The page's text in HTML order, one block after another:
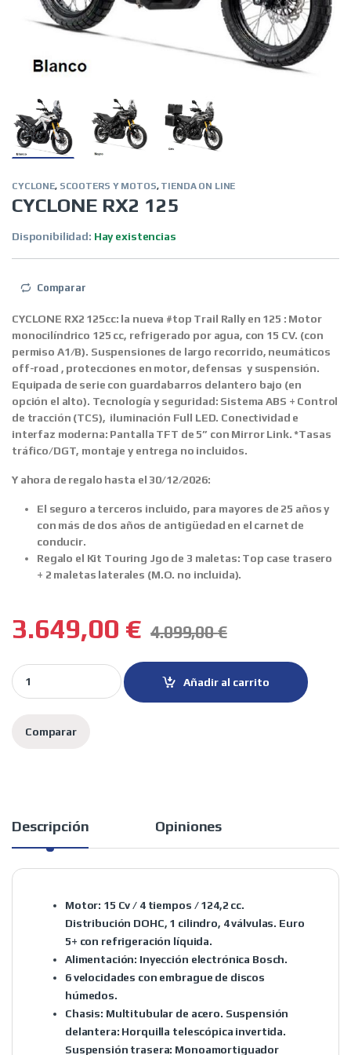
CYCLONE, SCOOTERS Y MOTOS, TIENDA ON LINE
CYCLONE RX2 125
Disponibilidad: Hay existencias
Comparar
CYCLONE RX2 125cc: la nueva #top Trail Rally en 125 : Motor
monocilíndrico 125 cc, refrigerado por agua, con 15 CV. (con
permiso A1/B). Suspensiones de largo recorrido, neumáticos
off-road , protecciones en motor, defensas y suspensión.
Equipada de serie con guardabarros delantero bajo (en
opción el alto). Tecnología y seguridad: Sistema ABS + Control
de tracción (TCS), iluminación Full LED. Conectividad e
interfaz moderna: Pantalla TFT de 5” con Mirror Link. *Tasas
tráfico/DGT, montaje y entrega no incluidos.
Y ahora de regalo hasta el 30/12/2026:
El seguro a terceros incluido, para mayores de 25 años y
con más de dos años de antigüedad en el carnet de
conducir.
Regalo el Kit Touring Jgo de 3 maletas: Top case trasero
+ 2 maletas laterales (M.O. no incluida).
3.649,00 € 4.099,00€
CYCLONE RX2 125 quantity
Añadir al carrito
Comparar
Descripción Opiniones
Motor: 15 Cv/ 4 tiempos / 124,2 cc.
Distribución DOHC, 1 cilindro, 4 válvulas. Euro
5+ con refrigeración líquida.
Alimentación: Inyección electrónica Bosch.
6 velocidades con embrague de discos
húmedos.
Chasis: Multitubular de acero. Suspensión
delantera: Horquilla telescópica invertida.
Suspensión trasera: Monoamortiguador